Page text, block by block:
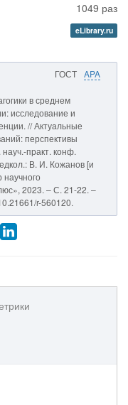
1049 раз
eLibrary.ru
ГОСТ APA
в среднем
исследование и
// Актуальные
перспективы
практ. конф.
В. И. Кожанов [и
2023. – С. 21-22. –
r-560120.